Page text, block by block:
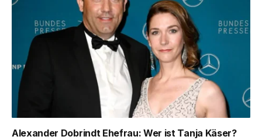
Alexander Dobrindt Ehefrau: Wer ist Tanja Käser?